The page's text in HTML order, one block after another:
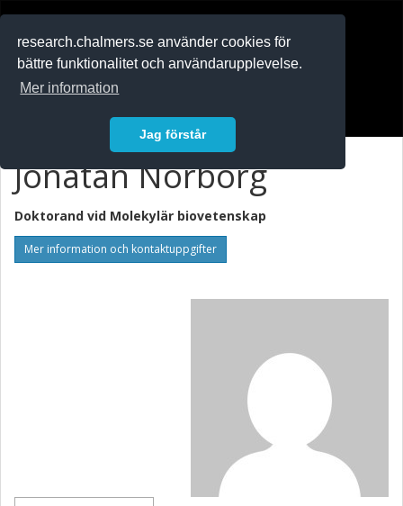
research.chalmers.se använder cookies för
bättre funktionalitet och användarupplevelse.
Mer information
Jag förstår
Jonatan Norborg
Doktorand vid Molekylär biovetenskap
Mer information och kontaktuppgifter